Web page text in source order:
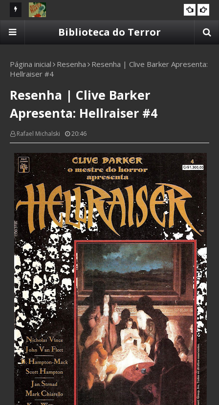
Resenha | Um Casamento Morto de Lia Cavaliera
Resenha | O Fantástico Amazônico: Guardiões da
Terra
Biblioteca do Terror
Página inicial Resenha
Resenha | Clive Barker Apresenta:
Hellraiser #4
Resenha | Clive Barker
Apresenta: Hellraiser #4
Rafael Michalski 20:46